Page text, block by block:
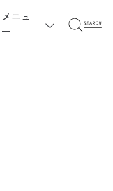
メニュ
ー